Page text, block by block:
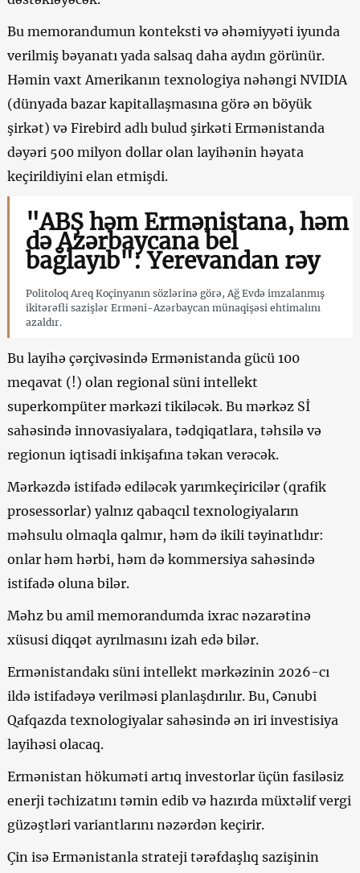
Bu memorandumun konteksti və əhəmiyyəti iyunda
verilmiş bəyanatı yada salsaq daha aydın görünür.
Həmin vaxt Amerikanın texnologiya nəhəngi NVIDIA
(dünyada bazar kapitallaşmasına görə ən böyük
şirkət) və Firebird adlı bulud şirkəti Ermənistanda
dəyəri 500 milyon dollar olan layihənin həyata
keçirildiyini elan etmişdi.
"ABŞ həm Ermənistana, həm
də Azərbaycana bel
bağlayıb": Yerevandan rəy
Politoloq Areq Koçinyanın sözlərinə görə, Ağ Evdə imzalanmış
ikitərəfli sazişlər Erməni-Azərbaycan münaqişəsi ehtimalını
azaldır.
Bu layihə çərçivəsində Ermənistanda gücü 100
meqavat (!) olan regional süni intellekt
superkompüter mərkəzi tikiləcək. Bu mərkəz Sİ
sahəsində innovasiyalara, tədqiqatlara, təhsilə və
regionun iqtisadi inkişafına təkan verəcək.
Mərkəzdə istifadə ediləcək yarımkeçiricilər (qrafik
prosessorlar) yalnız qabaqcıl texnologiyaların
məhsulu olmaqla qalmır, həm də ikili təyinatlıdır:
onlar həm hərbi, həm də kommersiya sahəsində
istifadə oluna bilər.
Məhz bu amil memorandumda ixrac nəzarətinə
xüsusi diqqət ayrılmasını izah edə bilər.
Ermənistandakı süni intellekt mərkəzinin 2026-cı
ildə istifadəyə verilməsi planlaşdırılır. Bu, Cənubi
Qafqazda texnologiyalar sahəsində ən iri investisiya
layihəsi olacaq.
Ermənistan hökuməti artıq investorlar üçün fasiləsiz
enerji təchizatını təmin edib və hazırda müxtəlif vergi
güzəştləri variantlarını nəzərdən keçirir.
Çin isə Ermənistanla strateji tərəfdaşlıq sazişinin